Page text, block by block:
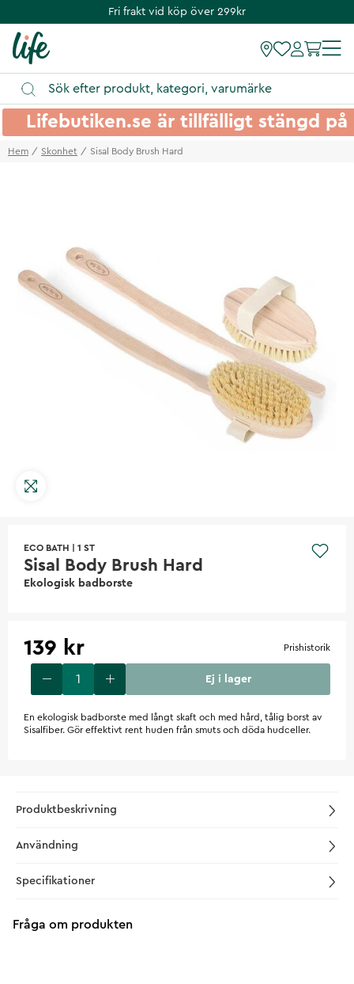
Fri frakt vid köp över 299kr
Lifebutiken.se är tillfälligt stängd
Hem Skonhet Sisal Body Brush Hard
ECO BATH 1 ST
Sisal Body Brush Hard
Ekologisk badborste
139 kr Prishistorik
Ej i lager
En ekologisk badborste med långt skaft och med hård, tålig borst av
Sisalfiber. Gör effektivt rent huden från smuts och döda hudceller.
Produktbeskrivning
Användning
Specifikationer
Fråga om produkten